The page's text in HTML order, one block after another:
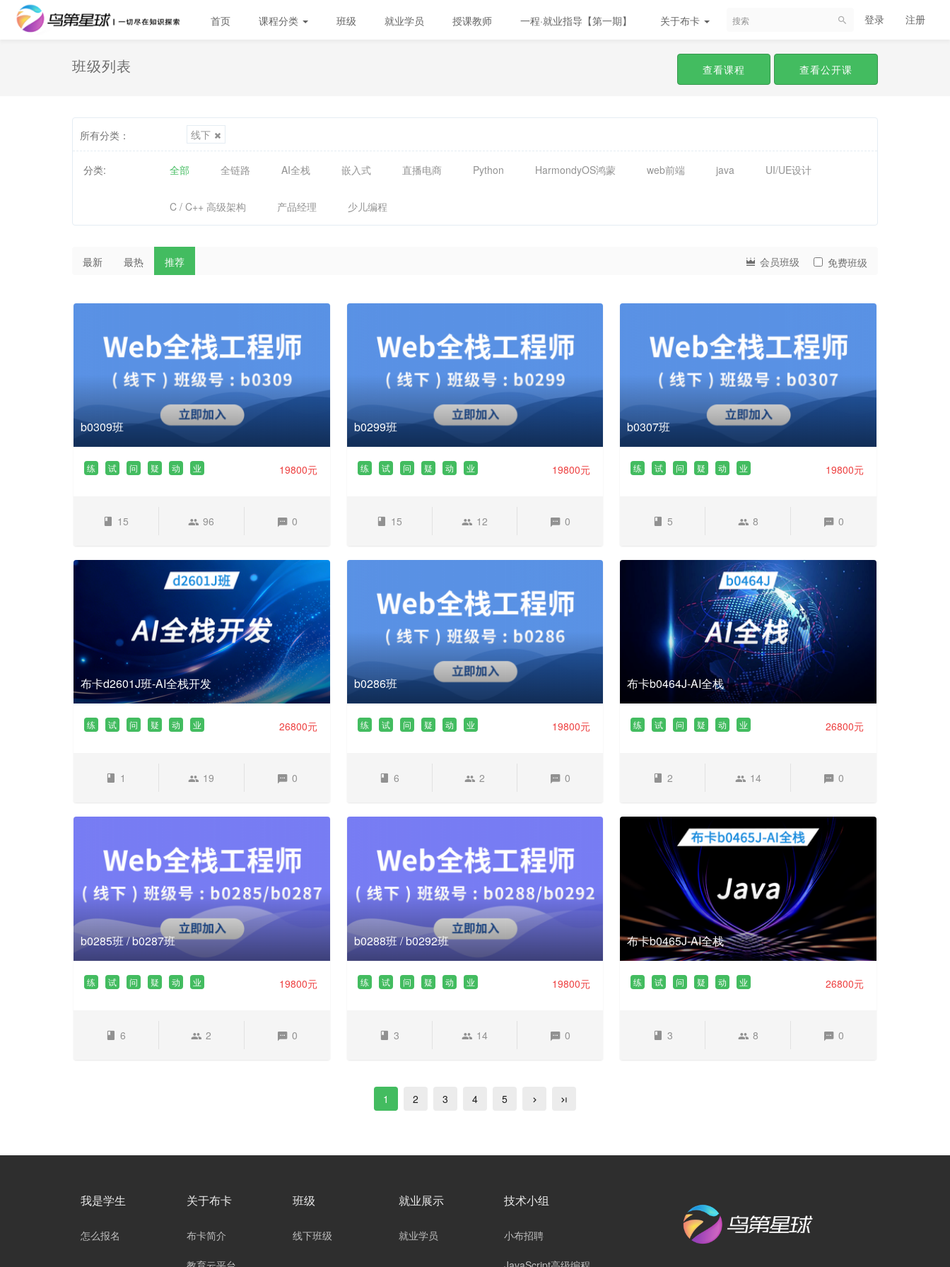
首页 课程分类 班级 就业学员 授课教师 一程·就业指导【第一期】 关于布卡 登录 注册
班级列表 查看课程 查看公开课
所有分类： 线下
分类: 全部 全链路 AI全栈 嵌入式 直播电商 Python HarmondyOS鸿蒙 web前端 java UI/UE设计
C / C++ 高级架构 产品经理 少儿编程
最新 最热 推荐 会员班级 免费班级
b0309班
练 试 问 疑 动 业 19800元
15 96 0
b0299班
练 试 问 疑 动 业 19800元
15 12 0
b0307班
练 试 问 疑 动 业 19800元
5 8 0
布卡d2601J班-AI全栈开发
练 试 问 疑 动 业 26800元
1 19 0
b0286班
练 试 问 疑 动 业 19800元
6 2 0
布卡b0464J-AI全栈
练 试 问 疑 动 业 26800元
2 14 0
b0285班 / b0287班
练 试 问 疑 动 业 19800元
6 2 0
b0288班 / b0292班
练 试 问 疑 动 业 19800元
3 14 0
布卡b0465J-AI全栈
练 试 问 疑 动 业 26800元
3 8 0
1 2 3 4 5
我是学生
怎么报名
关于布卡
布卡简介
班级
线下班级
就业展示
就业学员
技术小组
小布招聘